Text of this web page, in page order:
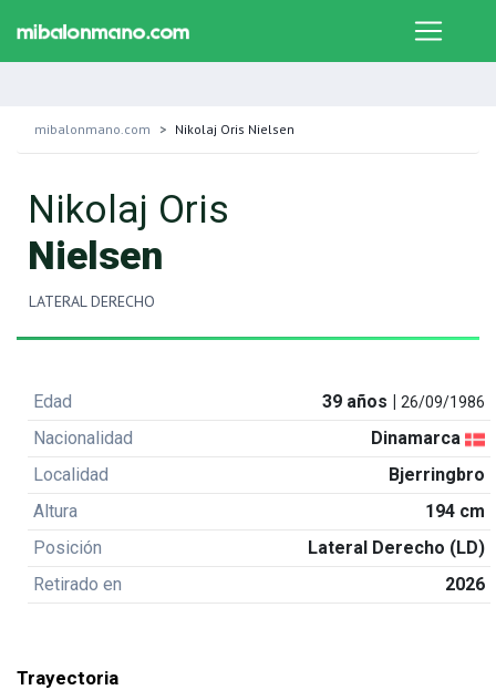
mibalonmano.com Nikolaj Oris Nielsen
Nikolaj Oris
Nielsen
LATERAL DERECHO
Edad 39 años |26/09/1986
Nacionalidad
Dinamarca
Localidad
Bjerringbro
Altura
194 cm
Posición
Lateral Derecho (LD)
Retirado en
2026
Trayectoria